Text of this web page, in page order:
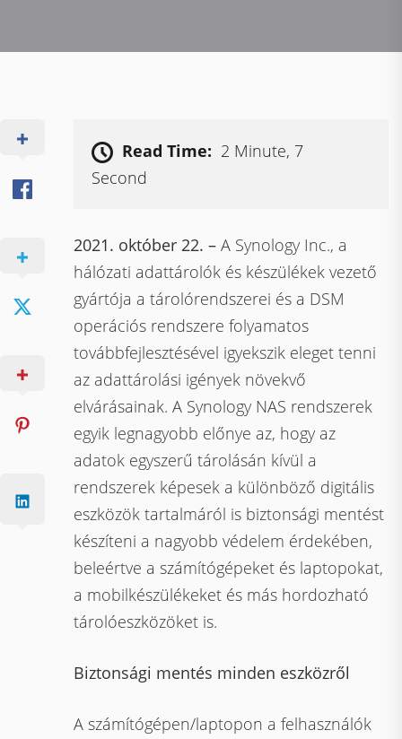
Read Time: 2 Minute, 7
Second
2021. október 22. – A Synology Inc., a
hálózati adattárolók és készülékek vezető
gyártója a tárolórendszerei és a DSM
operációs rendszere folyamatos
továbbfejlesztésével igyekszik eleget tenni
az adattárolási igények növekvő
elvárásainak. A Synology NAS rendszerek
egyik legnagyobb előnye az, hogy az
adatok egyszerű tárolásán kívül a
rendszerek képesek a különböző digitális
eszközök tartalmáról is biztonsági mentést
készíteni a nagyobb védelem érdekében,
beleértve a számítógépeket és laptopokat,
a mobilkészülékeket és más hordozható
tárolóeszközöket is.
Biztonsági mentés minden eszközről
A számítógépen/laptopon a felhasználók